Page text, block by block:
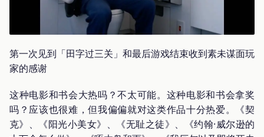
第一次见到「田字过三关」和最后游戏结束收到素未谋面玩
家的感谢
这种电影和书会大热吗？不太可能。这种电影和书会拿奖
吗？应该也很难，但我偏偏就对这类作品十分热爱。《契
克》、《阳光小美女》、《无耻之徒》、《约翰·威尔逊的